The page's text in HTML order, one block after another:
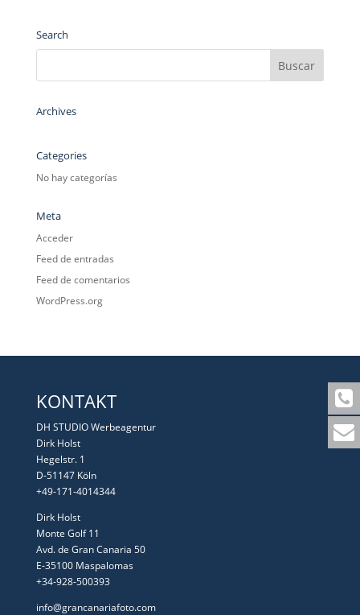
Search
Archives
Categories
No hay categorías
Meta
Acceder
Feed de entradas
Feed de comentarios
WordPress.org
KONTAKT
DH STUDIO Werbeagentur
Dirk Holst
Hegelstr. 1
D-51147 Köln
+49-171-4014344
Dirk Holst
Monte Golf 11
Avd. de Gran Canaria 50
E-35100 Maspalomas
+34-928-500393
info@grancanariafoto.com